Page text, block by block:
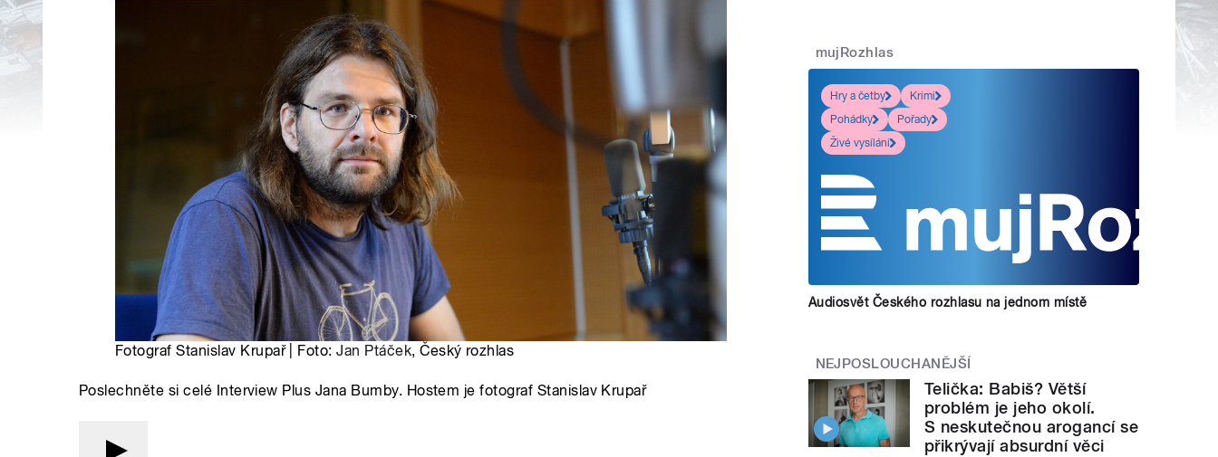
Fotograf Stanislav Krupař | Foto:Jan Ptáček, Český rozhlas
Poslechněte si celé Interview Plus Jana Bumby. Hostem je fotograf Stanislav Krupař
mujRozhlas
Hry a četby
Krimi
Pohádky
Pořady
Živé vysílání
Audiosvět Českého rozhlasu na jednom místě
NEJPOSLOUCHANĚJŠÍ
Telička: Babiš? Větší
problém je jeho okolí.
S neskutečnou arogancí se
přikrývají absurdní věci